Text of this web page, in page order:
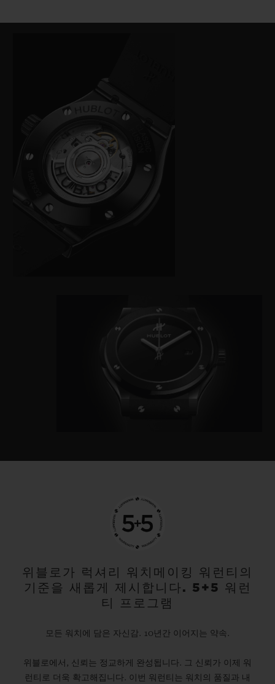
위블로가 럭셔리 워치메이킹 워런티의
기준을 새롭게 제시합니다. 5+5 워런
티 프로그램
모든 워치에 담은 자신감. 10년간 이어지는 약속.
위블로에서, 신뢰는 정교하게 완성됩니다. 그 신뢰가 이제 워
런티로 더욱 확고해집니다. 이번 워런티는 워치의 품질과 내